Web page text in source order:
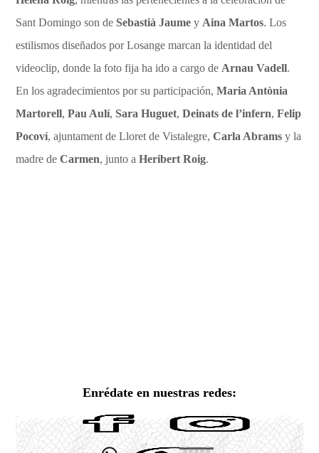
Sant Domingo son de Sebastià Jaume y Aina Martos. Los
estilismos diseñados por Losange marcan la identidad del
videoclip, donde la foto fija ha ido a cargo de Arnau Vadell.
En los agradecimientos por su participación,Maria Antònia
Martorell,Pau Aulí, Sara Huguet,Deinats de l’infern,Felip
Pocoví, ajuntament de Lloret de Vistalegre,Carla Abrams y la
madre deCarmen, junto aHeribert Roig.
Enrédate en nuestras redes: